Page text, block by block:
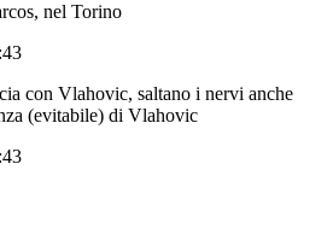
nel Torino
con Vlahovic, saltano i nervi anche
(evitabile) di Vlahovic